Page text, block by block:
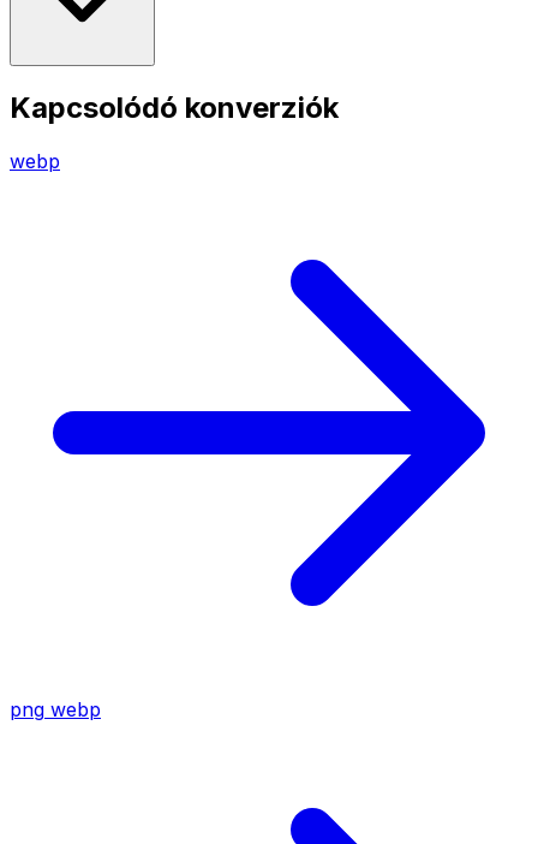
Kapcsolódó konverziók
webp
png webp